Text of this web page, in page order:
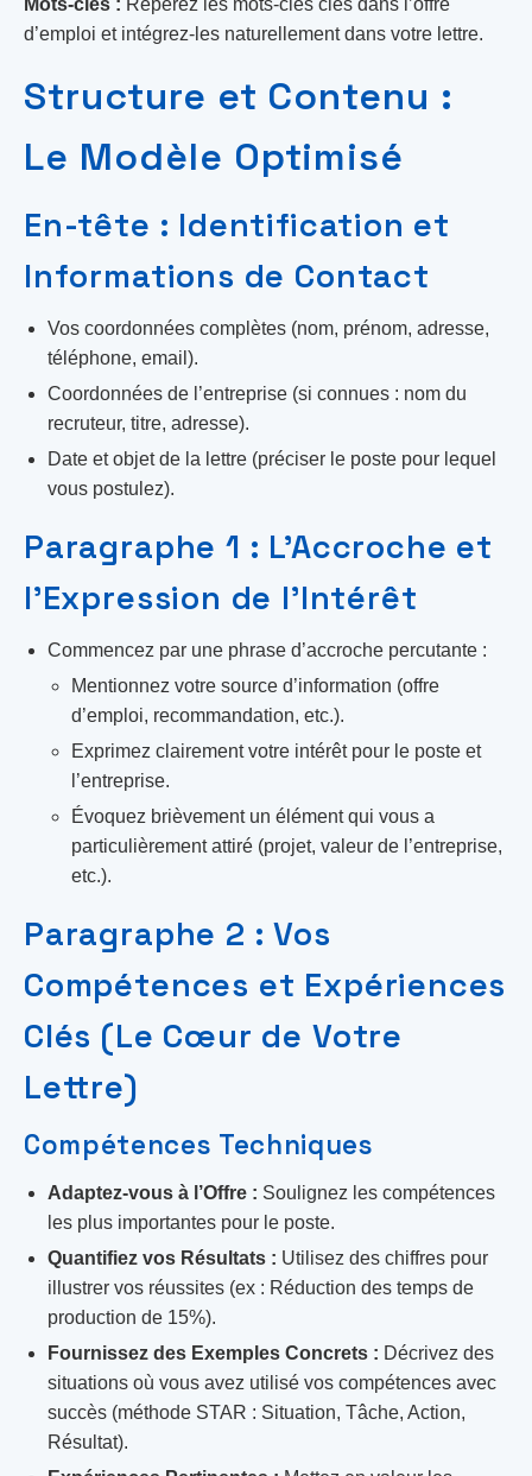
Mots-clés : Repérez les mots-clés clés dans l’offre
d’emploi et intégrez-les naturellement dans votre lettre.
Structure et Contenu :
Le Modèle Optimisé
En-tête : Identification et
Informations de Contact
Vos coordonnées complètes (nom, prénom, adresse,
téléphone, email).
Coordonnées de l’entreprise (si connues : nom du
recruteur, titre, adresse).
Date et objet de la lettre (préciser le poste pour lequel
vous postulez).
Paragraphe 1 : L’Accroche et
l’Expression de l’Intérêt
Commencez par une phrase d’accroche percutante :
Mentionnez votre source d’information (offre
d’emploi, recommandation, etc.).
Exprimez clairement votre intérêt pour le poste et
l’entreprise.
Évoquez brièvement un élément qui vous a
particulièrement attiré (projet, valeur de l’entreprise,
etc.).
Paragraphe 2 : Vos
Compétences et Expériences
Clés (Le Cœur de Votre
Lettre)
Compétences Techniques
Adaptez-vous à l’Offre : Soulignez les compétences
les plus importantes pour le poste.
Quantifiez vos Résultats : Utilisez des chiffres pour
illustrer vos réussites (ex : Réduction des temps de
production de 15%).
Fournissez des Exemples Concrets : Décrivez des
situations où vous avez utilisé vos compétences avec
succès (méthode STAR : Situation, Tâche, Action,
Résultat).